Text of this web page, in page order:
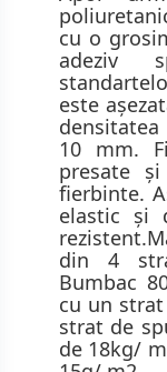
cu o
adeziv
este
10 mm.
presate
fierbinte.
elastic și
din 4
Bumbac
cu un
strat de
de 18kg/